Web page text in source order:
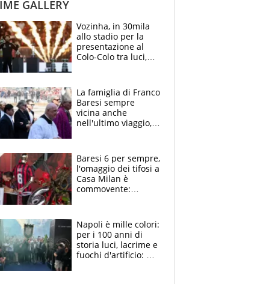
GALLERY
Vozinha, in 30mila
allo stadio per la
presentazione al
Colo-Colo tra luci,
La famiglia di Franco
Baresi sempre
vicina anche
nell'ultimo viaggio,
circondati
dall'affetto dei tifosi
Baresi 6 per sempre,
l'omaggio dei tifosi a
Casa Milan è
commovente:
bigliettini
Napoli è mille colori:
per i 100 anni di
storia luci, lacrime e
fuochi d'artificio: De